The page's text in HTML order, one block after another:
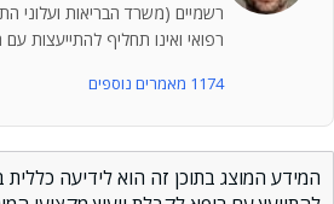
רשמיים (משרד הבריאות ועלוני
רפואי ואינו תחליף להתייעצות עם
1174 מאמרים נוספים
המידע המוצג בתוכן זה הוא לידיעה